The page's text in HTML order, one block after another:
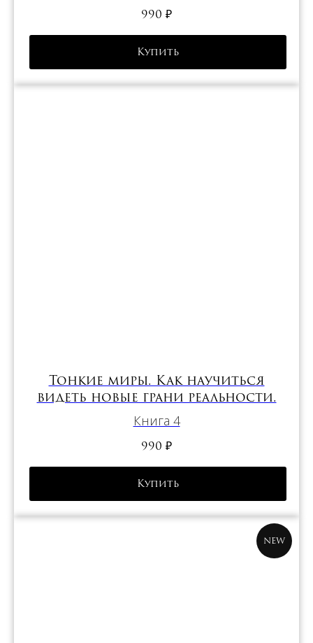
990 ₽
Купить
Тонкие миры. Как научиться
видеть новые грани реальности.
Книга 4
990 ₽
Купить
NEW